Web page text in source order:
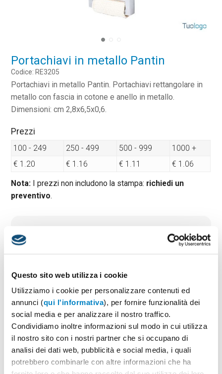
Questo sito web utilizza i cookie
Utilizziamo i cookie per personalizzare contenuti ed
annunci (qui l'informativa), per fornire funzionalità dei
social media e per analizzare il nostro traffico.
Condividiamo inoltre informazioni sul modo in cui utilizza
il nostro sito con i nostri partner che si occupano di
analisi dei dati web, pubblicità e social media, i quali
potrebbero combinarle con altre informazioni che ha
Portachiavi in metallo Pantin
Codice: RE3205
Portachiavi in metallo Pantin. Portachiavi rettangolare in
metallo con fascia in cotone e anello in metallo.
Dimensioni: cm 2,8x6,5x0,6.
Prezzi
100 - 249 250 - 499 500 - 999
1000 +
€ 1.20
€ 1.16 € 1.11 € 1.06
Nota: I prezzi non includono la stampa: richiedi un
preventivo.
Tempi di consegna standard:
10 gg lavorativi
Materiale:Metallo
PREVENTIVO & BOZZA GRATUITA
Potrai indicare successivamente la suddivisione per
taglie e colore
1 Seleziona il colore: